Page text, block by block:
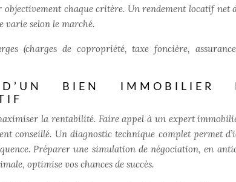
chaque critère. Un rendement locatif net
varie selon le marché.
(charges de copropriété, taxe foncière,
D’UN BIEN IMMOBILIER
la rentabilité. Faire appel à un expert
conseillé. Un diagnostic technique complet permet
Préparer une simulation de négociation, en
optimise vos chances de succès.